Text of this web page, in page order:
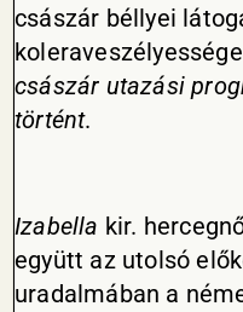
császár béllyei
császár utazási
történt.
Izabella kir.
együtt az utolsó
uradalmában a